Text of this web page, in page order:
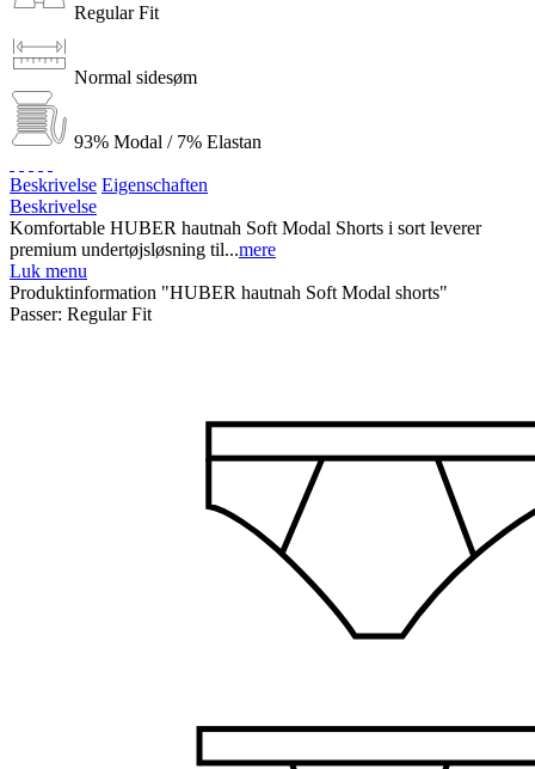
Regular Fit
Normal sidesøm
93% Modal / 7% Elastan
Beskrivelse Eigenschaften
Beskrivelse
Komfortable HUBER hautnah Soft Modal Shorts i sort leverer
premium undertøjsløsning til...mere
Luk menu
Produktinformation "HUBER hautnah Soft Modal shorts"
Passer: Regular Fit